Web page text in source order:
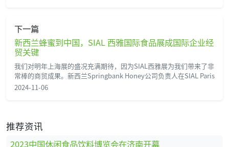
下一篇
新西兰蜂蜜到中国，SIAL 西雅国际食品展成国际企业经
贸关键
我们对明年上海展的盛况充满期待，因为SIAL西雅展为我们带来了非
常棒的商贸成果。新西兰Springbank Honey公司负责人在SIAL Paris
2024-11-06
推荐资讯
2023中国休闲食品饮料博览会在济南开幕